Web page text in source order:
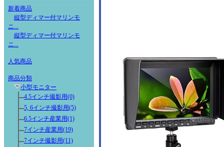
新着商品
縦型ディマー付マリンモ
ニ...
縦型ディマー付マリンモ
ニ...
人気商品
商品分類
小型モニター
4.5インチ撮影用(0)
5, 6インチ撮影用(5)
6.5インチ産業用(1)
7インチ産業用(19)
7インチ撮影用(11)